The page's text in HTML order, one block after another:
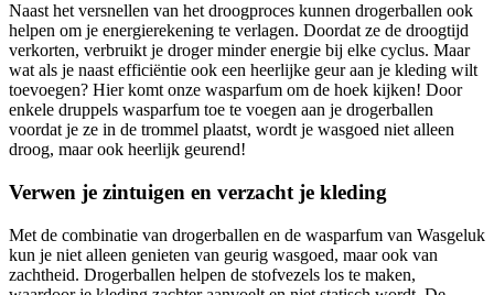
Naast het versnellen van het droogproces kunnen drogerballen ook
helpen om je energierekening te verlagen. Doordat ze de droogtijd
verkorten, verbruikt je droger minder energie bij elke cyclus. Maar
wat als je naast efficiëntie ook een heerlijke geur aan je kleding wilt
toevoegen? Hier komt onze wasparfum om de hoek kijken! Door
enkele druppels wasparfum toe te voegen aan je drogerballen
voordat je ze in de trommel plaatst, wordt je wasgoed niet alleen
droog, maar ook heerlijk geurend!
Verwen je zintuigen en verzacht je kleding
Met de combinatie van drogerballen en de wasparfum van Wasgeluk
kun je niet alleen genieten van geurig wasgoed, maar ook van
zachtheid. Drogerballen helpen de stofvezels los te maken,